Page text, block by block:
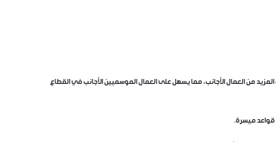
من العمال الأجانب، مما يسهل على العمال الموسميين الأجانب في القطاع
قواعد ميسرة.